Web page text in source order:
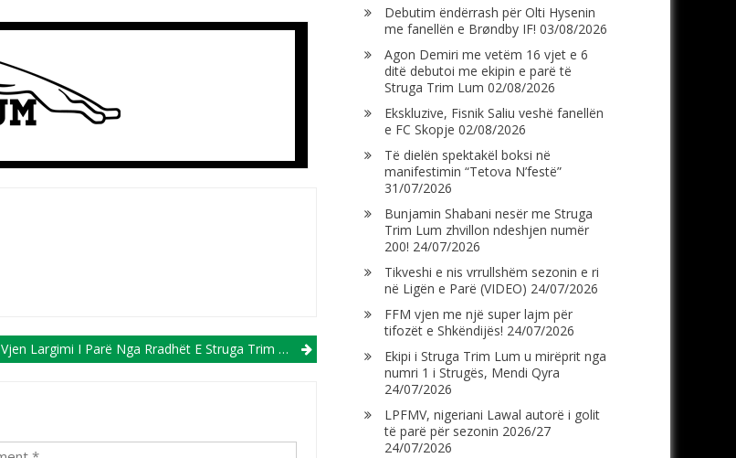
Vjen Largimi I Parë Nga Rradhët E Struga Trim Lum!
Debutim ëndërrash për Olti Hysenin
me fanellën e Brøndby IF! 03/08/2026
Agon Demiri me vetëm 16 vjet e 6
ditë debutoi me ekipin e parë të
Struga Trim Lum 02/08/2026
Ekskluzive, Fisnik Saliu veshë fanellën
e FC Skopje 02/08/2026
Të dielën spektakël boksi në
manifestimin “Tetova N’festë”
31/07/2026
Bunjamin Shabani nesër me Struga
Trim Lum zhvillon ndeshjen numër
200! 24/07/2026
Tikveshi e nis vrrullshëm sezonin e ri
në Ligën e Parë (VIDEO) 24/07/2026
FFM vjen me një super lajm për
tifozët e Shkëndijës! 24/07/2026
Ekipi i Struga Trim Lum u mirëprit nga
numri 1 i Strugës, Mendi Qyra
24/07/2026
LPFMV, nigeriani Lawal autorë i golit
të parë për sezonin 2026/27
24/07/2026